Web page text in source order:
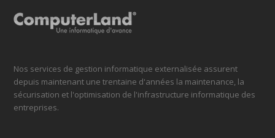
Nos services de gestion informatique externalisée assurent
depuis maintenant une trentaine d'années la maintenance, la
sécurisation et l'optimisation de l'infrastructure informatique des
entreprises.